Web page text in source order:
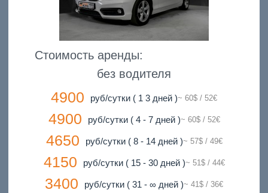
Стоимость аренды:
без водителя
4900 руб/сутки ( 1 3 дней )~ 60$ / 52€
4900 руб/сутки ( 4 - 7 дней )~ 60$ / 52€
4650 руб/сутки ( 8 - 14 дней )~ 57$ / 49€
4150 руб/сутки ( 15 - 30 дней )~ 51$ / 44€
3400 руб/сутки ( 31 - ∞ дней )~ 41$ / 36€